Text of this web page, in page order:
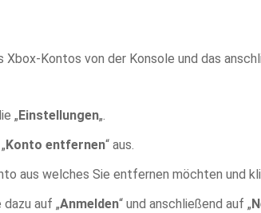
Kontos von der Konsole und das
„Einstellungen„.
Konto entfernen“ aus.
aus welches Sie entfernen möchten und
auf „Anmelden“ und anschließend auf „